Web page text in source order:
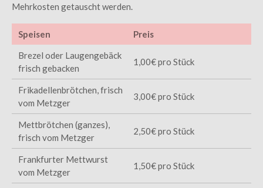
Mehrkosten getauscht werden.
Speisen
Preis
Brezel oder Laugengebäck
frisch gebacken
1,00€ pro Stück
Frikadellenbrötchen, frisch
vom Metzger
3,00€ pro Stück
Mettbrötchen (ganzes),
frisch vom Metzger
2,50€ pro Stück
Frankfurter Mettwurst
vom Metzger
1,50€ pro Stück